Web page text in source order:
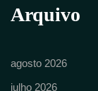
Arquivo
agosto 2026
julho 2026